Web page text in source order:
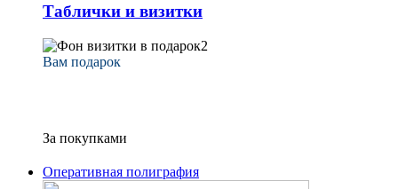
Таблички и визитки
Вам подарок
За покупками
Оперативная полиграфия